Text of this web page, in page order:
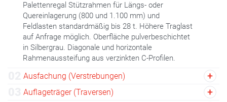
Palettenregal Stützrahmen für Längs- oder
Quereinlagerung (800 und 1.100 mm) und
Feldlasten standardmäßig bis 28 t. Höhere Traglast
auf Anfrage möglich. Oberfläche pulverbeschichtet
in Silbergrau. Diagonale und horizontale
Rahmenaussteifung aus verzinkten C-Profilen.
Ausfachung (Verstrebungen)
Auflageträger (Traversen)